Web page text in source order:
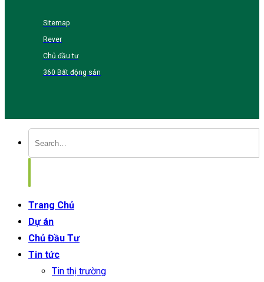
Sitemap
Rever
Chủ đầu tư
360 Bất động sản
Trang Chủ
Dự án
Chủ Đầu Tư
Tin tức
Tin thị trường